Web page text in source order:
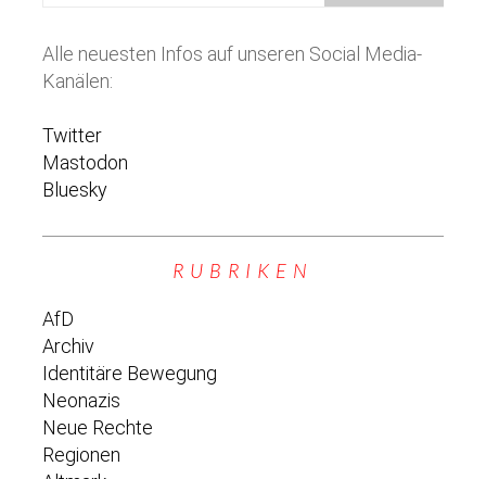
Alle neuesten Infos auf unseren Social Media-
Kanälen:
Twitter
Mastodon
Bluesky
RUBRIKEN
AfD
Archiv
Identitäre Bewegung
Neonazis
Neue Rechte
Regionen